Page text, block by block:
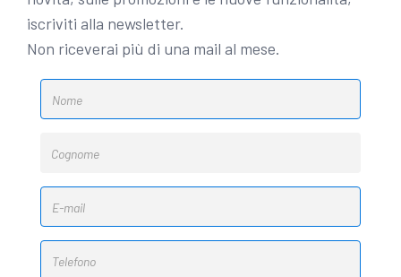
iscriviti alla newsletter.
Non riceverai più di una mail al mese.